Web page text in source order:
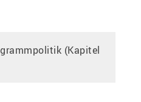
(Kapitel